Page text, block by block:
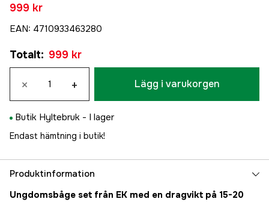
999 kr
EAN: 4710933463280
Totalt: 999 kr
× + Lägg i varukorgen
Butik Hyltebruk - I lager
Endast hämtning i butik!
Produktinformation
Ungdomsbåge set från EK med en dragvikt på 15-20